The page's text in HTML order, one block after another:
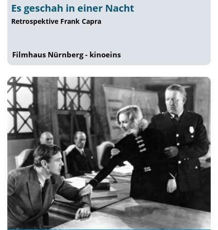
Es geschah in einer Nacht
Retrospektive Frank Capra
Filmhaus Nürnberg - kinoeins